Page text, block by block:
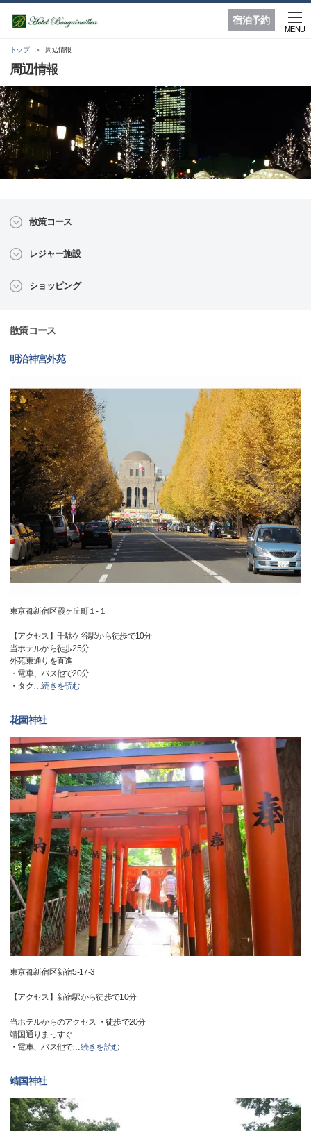
宿泊予約
MENU
トップ 周辺情報
周辺情報
散策コース
レジャー施設
ショッピング
散策コース
明治神宮外苑
東京都新宿区霞ヶ丘町１-１
【アクセス】千駄ケ谷駅から徒歩で10分
当ホテルから徒歩25分
外苑東通りを直進
・電車、バス他で20分
・タク…続きを読む
花園神社
東京都新宿区新宿5-17-3
【アクセス】新宿駅から徒歩で10分
当ホテルからのアクセス ・徒歩で20分
靖国通りまっすぐ
・電車、バス他で…続きを読む
靖国神社